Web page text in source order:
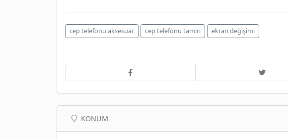
cep telefonu aksesuar cep telefonu tamiri ekran değişimi
KONUM